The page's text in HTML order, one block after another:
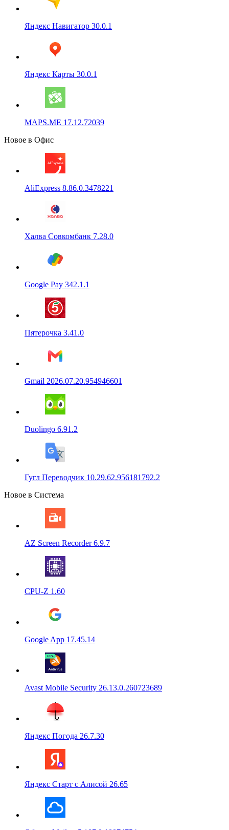
Яндекс Навигатор 30.0.1
Яндекс Карты 30.0.1
MAPS.ME 17.12.72039
Новое в Офис
AliExpress 8.86.0.3478221
Халва Совкомбанк 7.28.0
Google Pay 342.1.1
Пятерочка 3.41.0
Gmail 2026.07.20.954946601
Duolingo 6.91.2
Гугл Переводчик 10.29.62.956181792.2
Новое в Система
AZ Screen Recorder 6.9.7
CPU-Z 1.60
Google App 17.45.14
Avast Mobile Security 26.13.0.260723689
Яндекс Погода 26.7.30
Яндекс Старт с Алисой 26.65